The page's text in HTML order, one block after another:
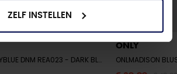
ZELF INSTELLEN
DNM REA023 - DARK BLUE DENIM
ONLY
ONLMADISON